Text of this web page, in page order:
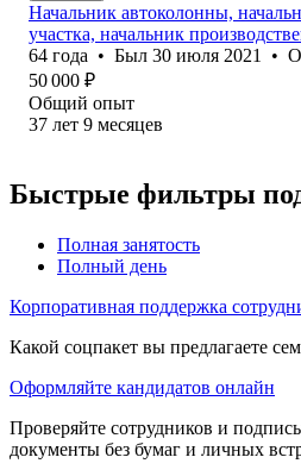
Начальник автоколонны,
участка, начальник
64 года • Был 30 июля 2021 •
50 000 ₽
Общий опыт
37 лет 9 месяцев
Быстрые фильтры
Полная занятость
Полный день
Корпоративная поддержка
Какой соцпакет вы предлагаете
Оформляйте кандидатов онлайн
Проверяйте сотрудников и
документы без бумаг и личных